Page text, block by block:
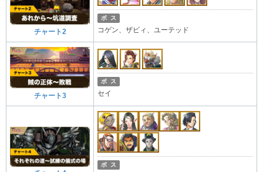
チャート2
ボ ス
コゲン、ザビィ、ユーテッド
チャート3
ボ ス
セイ
ボ ス